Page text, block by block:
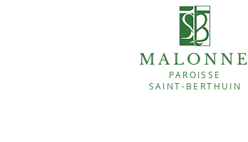
MALONNE
PAROISSE
SAINT-BERTHUIN